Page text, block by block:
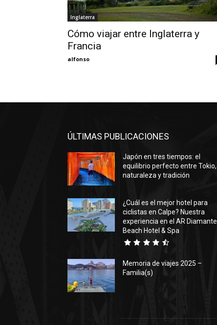
Inglaterra
Cómo viajar entre Inglaterra y
Francia
alfonso
ÚLTIMAS PUBLICACIONES
Japón en tres tiempos: el
equilibrio perfecto entre Tokio,
naturaleza y tradición
¿Cuál es el mejor hotel para
ciclistas en Calpe? Nuestra
experiencia en el AR Diamante
Beach Hotel & Spa
Memoria de viajes 2025 –
Familia(s)